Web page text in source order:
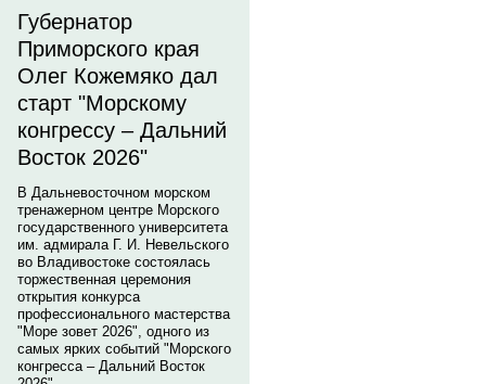
Губернатор
Приморского края
Олег Кожемяко дал
старт "Морскому
конгрессу – Дальний
Восток 2026"
В Дальневосточном морском
тренажерном центре Морского
государственного университета
им. адмирала Г. И. Невельского
во Владивостоке состоялась
торжественная церемония
открытия конкурса
профессионального мастерства
"Море зовет 2026", одного из
самых ярких событий "Морского
конгресса – Дальний Восток